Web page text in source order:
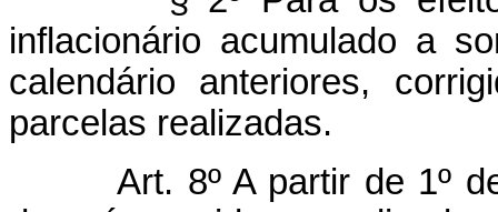
inflacionário acumulado a
calendário anteriores,
parcelas realizadas.
Art. 8º A partir de 1º